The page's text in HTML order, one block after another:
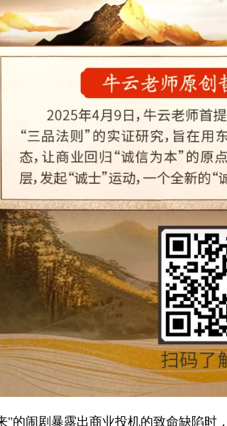
"的闹剧暴露出商业投机的致命缺陷时